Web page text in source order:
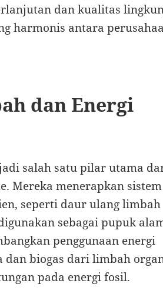
dan kualitas
harmonis antara
dan Energi
salah satu pilar utama
Mereka menerapkan sistem
seperti daur ulang limbah
sebagai pupuk
penggunaan energi
biogas dari limbah
pada energi fosil.